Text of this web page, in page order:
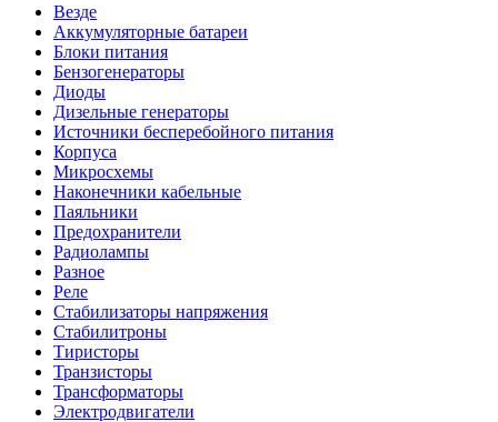
Везде
Аккумуляторные батареи
Блоки питания
Бензогенераторы
Диоды
Дизельные генераторы
Источники бесперебойного питания
Корпуса
Микросхемы
Наконечники кабельные
Паяльники
Предохранители
Радиолампы
Разное
Реле
Стабилизаторы напряжения
Стабилитроны
Тиристоры
Транзисторы
Трансформаторы
Электродвигатели